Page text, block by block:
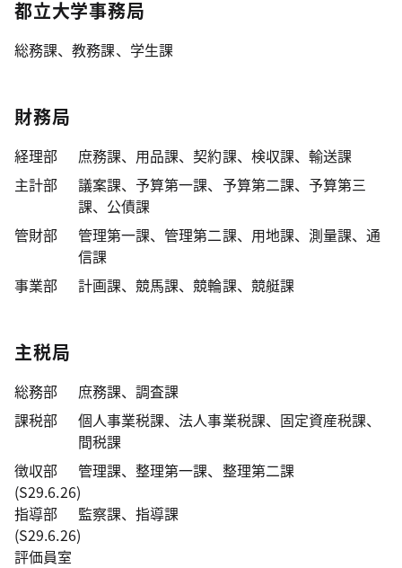
都立大学事務局
総務課、教務課、学生課
財務局
経理部
庶務課、用品課、契約課、検収課、輸送課
主計部
議案課、予算第一課、予算第二課、予算第三
課、公債課
管財部
管理第一課、管理第二課、用地課、測量課、通
信課
事業部
計画課、競馬課、競輪課、競艇課
主税局
総務部
庶務課、調査課
課税部
個人事業税課、法人事業税課、固定資産税課、
間税課
徴収部
(S29.6.26)
管理課、整理第一課、整理第二課
指導部
(S29.6.26)
監察課、指導課
評価員室